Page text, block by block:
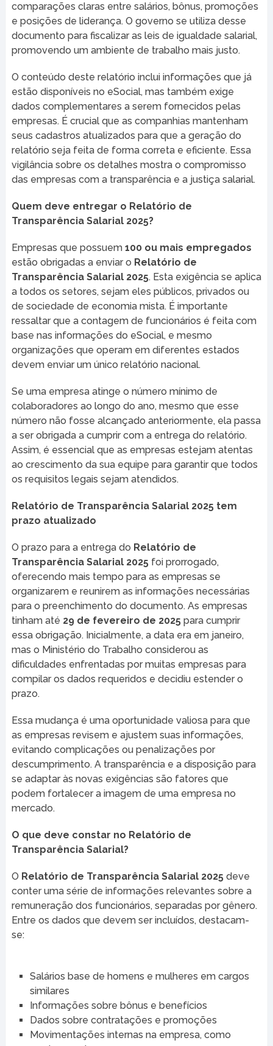
comparações claras entre salários, bônus, promoções
e posições de liderança. O governo se utiliza desse
documento para fiscalizar as leis de igualdade salarial,
promovendo um ambiente de trabalho mais justo.
O conteúdo deste relatório inclui informações que já
estão disponíveis no eSocial, mas também exige
dados complementares a serem fornecidos pelas
empresas. É crucial que as companhias mantenham
seus cadastros atualizados para que a geração do
relatório seja feita de forma correta e eficiente. Essa
vigilância sobre os detalhes mostra o compromisso
das empresas com a transparência e a justiça salarial.
Quem deve entregar o Relatório de
Transparência Salarial 2025?
Empresas que possuem 100 ou mais empregados
estão obrigadas a enviar o Relatório de
Transparência Salarial 2025. Esta exigência se aplica
a todos os setores, sejam eles públicos, privados ou
de sociedade de economia mista. É importante
ressaltar que a contagem de funcionários é feita com
base nas informações do eSocial, e mesmo
organizações que operam em diferentes estados
devem enviar um único relatório nacional.
Se uma empresa atinge o número mínimo de
colaboradores ao longo do ano, mesmo que esse
número não fosse alcançado anteriormente, ela passa
a ser obrigada a cumprir com a entrega do relatório.
Assim, é essencial que as empresas estejam atentas
ao crescimento da sua equipe para garantir que todos
os requisitos legais sejam atendidos.
Relatório de Transparência Salarial 2025 tem
prazo atualizado
O prazo para a entrega do Relatório de
Transparência Salarial 2025foi prorrogado,
oferecendo mais tempo para as empresas se
organizarem e reunirem as informações necessárias
para o preenchimento do documento. As empresas
tinham até 29 de fevereiro de 2025para cumprir
essa obrigação. Inicialmente, a data era em janeiro,
mas o Ministério do Trabalho considerou as
dificuldades enfrentadas por muitas empresas para
compilar os dados requeridos e decidiu estender o
prazo.
Essa mudança é uma oportunidade valiosa para que
as empresas revisem e ajustem suas informações,
evitando complicações ou penalizações por
descumprimento. A transparência e a disposição para
se adaptar às novas exigências são fatores que
podem fortalecer a imagem de uma empresa no
mercado.
O que deve constar no Relatório de
Transparência Salarial?
O Relatório de Transparência Salarial 2025deve
conter uma série de informações relevantes sobre a
remuneração dos funcionários, separadas por gênero.
Entre os dados que devem ser incluídos, destacam-
se:
Salários base de homens e mulheres em cargos
similares
Informações sobre bônus e benefícios
Dados sobre contratações e promoções
Movimentações internas na empresa, como